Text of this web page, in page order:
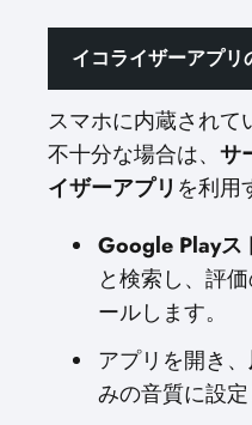
イコライザーアプリ
スマホに内蔵されて
不十分な場合は、 サ
イザーアプリ を利用
Google Playス
と検索し、評
ールします。
アプリを開き、
みの音質に設定